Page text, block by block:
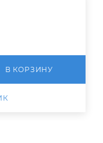
В КОРЗИНУ